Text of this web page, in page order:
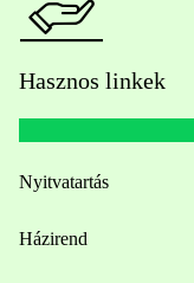
Hasznos linkek
Nyitvatartás
Házirend